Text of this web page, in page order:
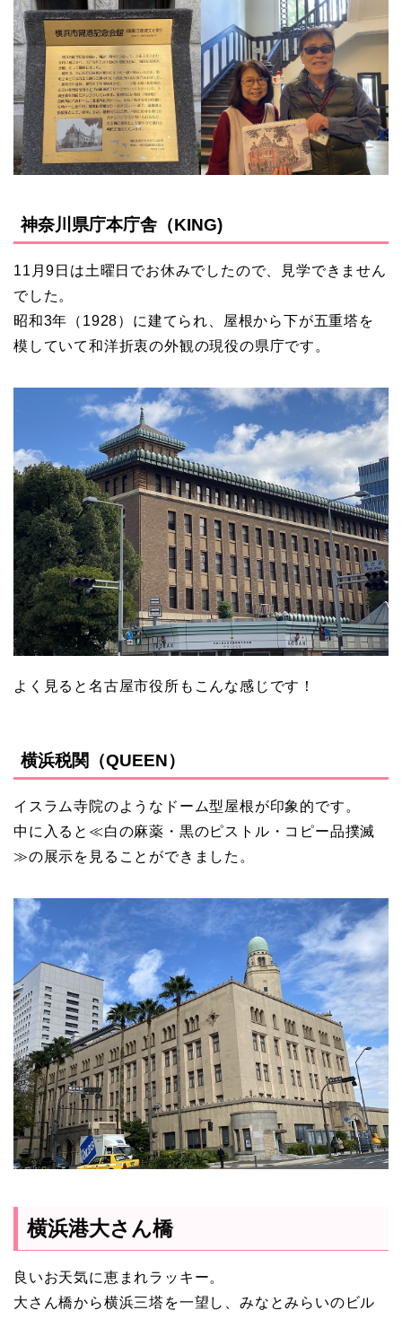
神奈川県庁本庁舎（KING)
11月9日は土曜日でお休みでしたので、見学できません
でした。
昭和3年（1928）に建てられ、屋根から下が五重塔を
模していて和洋折衷の外観の現役の県庁です。
よく見ると名古屋市役所もこんな感じです！
横浜税関（QUEEN）
イスラム寺院のようなドーム型屋根が印象的です。
中に入ると≪白の麻薬・黒のピストル・コピー品撲滅
≫の展示を見ることができました。
横浜港大さん橋
良いお天気に恵まれラッキー。
大さん橋から横浜三塔を一望し、みなとみらいのビル